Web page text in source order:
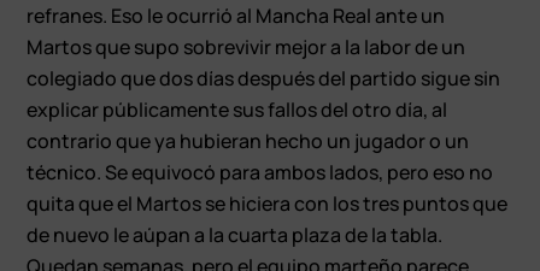
refranes. Eso le ocurrió al Mancha Real ante un
Martos que supo sobrevivir mejor a la labor de un
colegiado que dos días después del partido sigue sin
explicar públicamente sus fallos del otro día, al
contrario que ya hubieran hecho un jugador o un
técnico. Se equivocó para ambos lados, pero eso no
quita que el Martos se hiciera con los tres puntos que
de nuevo le aúpan a la cuarta plaza de la tabla.